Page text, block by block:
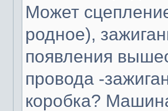
Может
родное),
появления
провода -
коробка?